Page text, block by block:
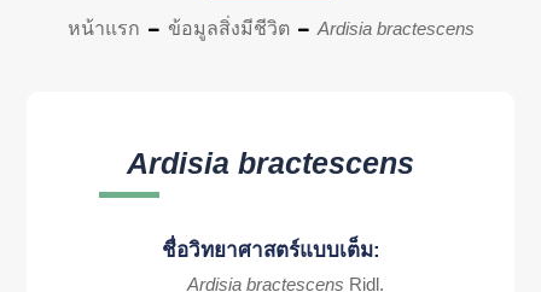
หน้าแรก ข้อมูลสิ่งมีชีวิต Ardisia bractescens
Ardisia bractescens
ชื่อวิทยาศาสตร์แบบเต็ม:
Ardisia bractescens Ridl.